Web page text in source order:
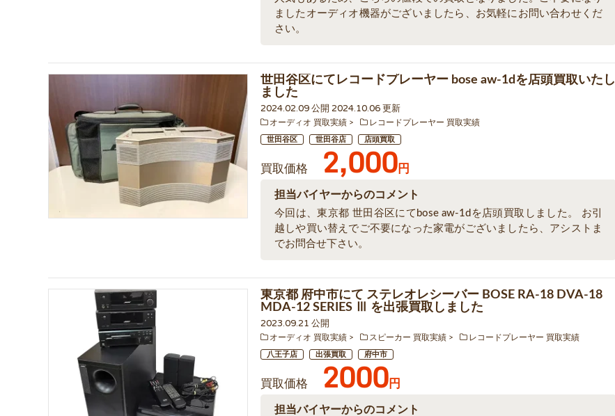
ましたオーディオ機器がございましたら、お気軽にお問い合わせくだ
さい。
世田谷区にてレコードプレーヤー bose aw-1dを店頭買取いたし
ました
2024.02.09 公開 2024.10.06 更新
オーディオ 買取実績 レコードプレーヤー 買取実績
世田谷区 世田谷店 店頭買取
買取価格 2,000円
担当バイヤーからのコメント
今回は、東京都 世田谷区にてbose aw-1dを店頭買取しました。 お引
越しや買い替えでご不要になった家電がございましたら、アシストま
でお問合せ下さい。
東京都 府中市にて ステレオレシーバー BOSE RA-18 DVA-18
MDA-12 SERIES Ⅲ を出張買取しました
2023.09.21 公開
オーディオ 買取実績 スピーカー 買取実績 レコードプレーヤー 買取実績
八王子店 出張買取 府中市
買取価格 2000円
担当バイヤーからのコメント